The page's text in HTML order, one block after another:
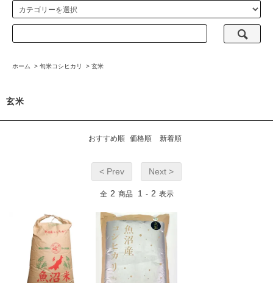
ホーム > 旬米コシヒカリ > 玄米
玄米
おすすめ順 価格順 新着順
< Prev Next >
全 2 商品 1 - 2 表示